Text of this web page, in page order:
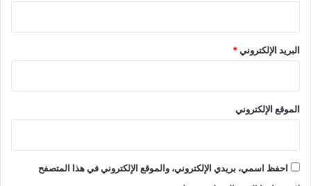
البريد الإلكتروني*
الموقع الإلكتروني
احفظ اسمي، بريدي الإلكتروني، والموقع الإلكتروني في هذا المتصفح